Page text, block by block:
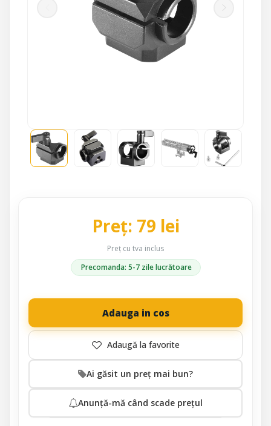
Preț: 79 lei
Preț cu tva inclus
Precomanda: 5-7 zile lucrătoare
Adauga in cos
Ai găsit un preț mai bun?
Anunță-mă când scade prețul